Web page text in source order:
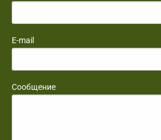
E-mail
Сообщение